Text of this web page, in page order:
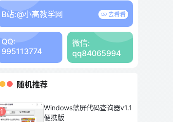
B站:@小高教学网 去看看
QQ:
995113774
微信:
qq84065994
随机推荐
1
Windows蓝屏代码查询器v1.1
便携版